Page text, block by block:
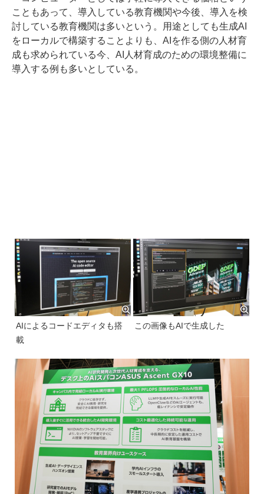
こともあって、導入している教育機関や今後、導入を検
討している教育機関は多いという。用途としても生成AI
をローカルで構築することよりも、AIを作る側の人材育
成も求められている今、AI人材育成のための環境整備に
導入する例も多いとしている。
AIによるコードエディタも搭
載
この画像もAIで生成した